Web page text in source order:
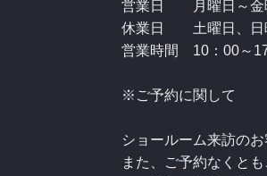
営業日 月曜日～金
休業日 土曜日、日曜
営業時間 10：00～17
※ご予約に関して
ショールーム来訪のお客様の
また、ご予約なくともご覧